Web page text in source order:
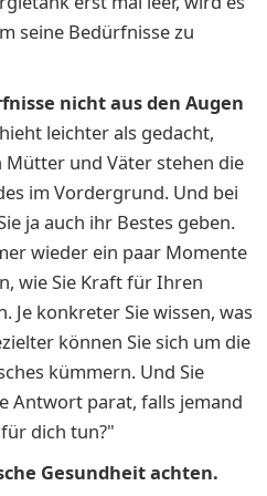
seine Bedürfnisse zu
nicht aus den Augen
leichter als gedacht,
und Väter stehen die
im Vordergrund. Und bei
ja auch ihr Bestes geben.
wieder ein paar Momente
wie Sie Kraft für Ihren
Je konkreter Sie wissen, was
können Sie sich um die
kümmern. Und Sie
Antwort parat, falls jemand
dich tun?"
Gesundheit achten.